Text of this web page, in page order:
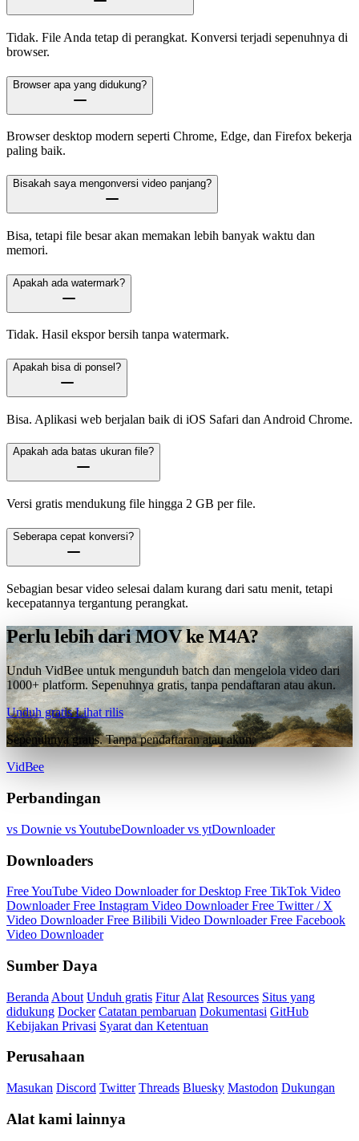
Tidak. File Anda tetap di perangkat. Konversi terjadi sepenuhnya di
browser.
Browser apa yang didukung?
Browser desktop modern seperti Chrome, Edge, dan Firefox bekerja
paling baik.
Bisakah saya mengonversi video panjang?
Bisa, tetapi file besar akan memakan lebih banyak waktu dan
memori.
Apakah ada watermark?
Tidak. Hasil ekspor bersih tanpa watermark.
Apakah bisa di ponsel?
Bisa. Aplikasi web berjalan baik di iOS Safari dan Android Chrome.
Apakah ada batas ukuran file?
Versi gratis mendukung file hingga 2 GB per file.
Seberapa cepat konversi?
Sebagian besar video selesai dalam kurang dari satu menit, tetapi
kecepatannya tergantung perangkat.
Perlu lebih dari MOV ke M4A?
Unduh VidBee untuk mengunduh batch dan mengelola video dari
1000+ platform. Sepenuhnya gratis, tanpa pendaftaran atau akun.
Unduh gratisLihat rilis
Sepenuhnya gratis. Tanpa pendaftaran atau akun.
VidBee
Perbandingan
vs Downie vs YoutubeDownloadervs ytDownloader
Downloaders
Free YouTube Video Downloader for Desktop Free TikTok Video
DownloaderFree Instagram Video DownloaderFree Twitter / X
Video DownloaderFree Bilibili Video DownloaderFree Facebook
Video Downloader
Sumber Daya
Beranda About Unduh gratis Fitur Alat Resources Situs yang
didukung Docker Catatan pembaruan Dokumentasi GitHub
Kebijakan Privasi Syarat dan Ketentuan
Perusahaan
Masukan Discord Twitter Threads Bluesky Mastodon Dukungan
Alat kami lainnya